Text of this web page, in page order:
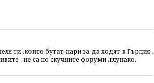
ти ,които бутат пари за да ходят в Гърция ,
, не са по скучните форуми ,глупако.